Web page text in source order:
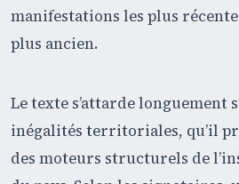
manifestations les plus
plus ancien.
Le texte s’attarde longuement
inégalités territoriales, qu’il
des moteurs structurels de